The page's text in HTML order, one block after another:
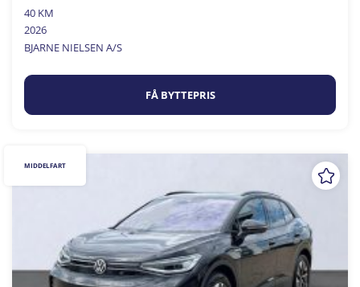
40 KM
2026
BJARNE NIELSEN A/S
FÅ BYTTEPRIS
MIDDELFART